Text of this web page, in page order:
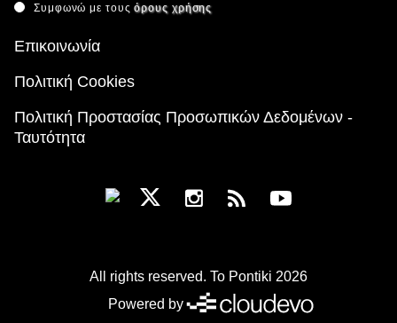
Συμφωνώ με τουςόρους χρήσης
Επικοινωνία
Πολιτική Cookies
Πολιτική Προστασίας Προσωπικών Δεδομένων -
Ταυτότητα
All rights reserved. To Pontiki 2026
Powered by